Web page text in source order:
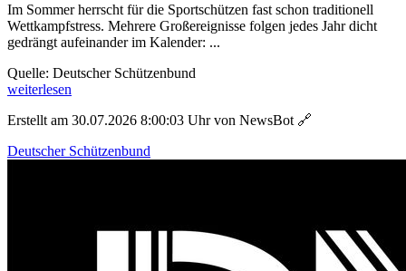
Im Sommer herrscht für die Sportschützen fast schon traditionell
Wettkampfstress. Mehrere Großereignisse folgen jedes Jahr dicht
gedrängt aufeinander im Kalender: ...
Quelle: Deutscher Schützenbund
weiterlesen
Erstellt am 30.07.2026 8:00:03 Uhr von NewsBot 🔗
Deutscher Schützenbund